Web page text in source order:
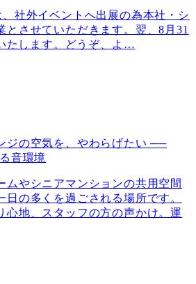
社外イベントへ出展の為本社・シ
とさせていただきます。翌、8月31
たします。どうぞ、よ …
ジの空気を、やわらげたい ──
音環境
ムやシニアマンションの共用空間
日の多くを過ごされる場所です。
心地、スタッフの方の声かけ。運